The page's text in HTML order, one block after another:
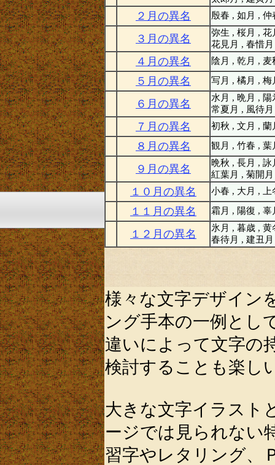
２月の異名 殷春 , 如月 ,
３月の異名
弥生 , 桜月 , 花
花見月 , 春惜
４月の異名 陰月 , 乾月 ,
５月の異名 写月 , 橘月 , 梅
６月の異名
水月 , 晩月 ,
常夏月 , 風待
７月の異名 初秋 , 文月 , 蘭
８月の異名 観月 , 竹春 , 葉
９月の異名
晩秋 , 長月 ,
紅葉月 , 菊開
１０月の異名 小春 , 大月 , 上
１１月の異名 霜月 , 陽復 ,
１２月の異名
氷月 , 暮歳 ,
春待月 , 建丑
様々な文字デザイン
ング手本の一例とし
違いによって文字の
検討することも楽し
大きな文字イラスト
ージでは見られない
習字やレタリング、